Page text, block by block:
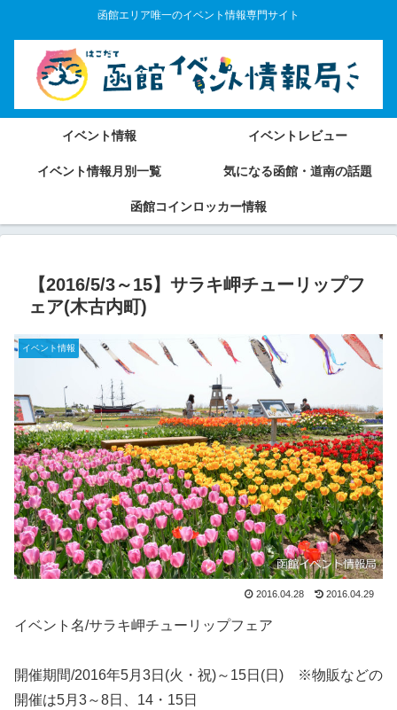
函館エリア唯一のイベント情報専門サイト
イベント情報 イベントレビュー
イベント情報月別一覧 気になる函館・道南の話題
函館コインロッカー情報
【2016/5/3～15】サラキ岬チューリップフ
ェア(木古内町)
イベント情報
2016.04.28 2016.04.29
イベント名/サラキ岬チューリップフェア
開催期間/2016年5月3日(火・祝)～15日(日) ※物販などの
開催は5月3⁮～8日、14・15日